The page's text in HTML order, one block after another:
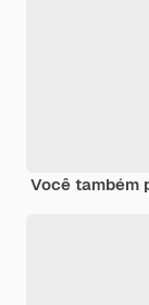
Você também